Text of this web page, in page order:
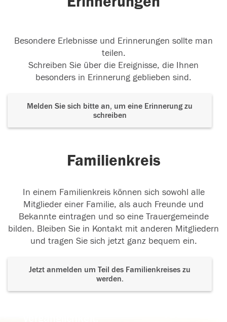
Besondere Erlebnisse und Erinnerungen sollte man
teilen.
Schreiben Sie über die Ereignisse, die Ihnen
besonders in Erinnerung geblieben sind.
Melden Sie sich bitte an, um eine Erinnerung zu
schreiben
Familienkreis
In einem Familienkreis können sich sowohl alle
Mitglieder einer Familie, als auch Freunde und
Bekannte eintragen und so eine Trauergemeinde
bilden. Bleiben Sie in Kontakt mit anderen Mitgliedern
und tragen Sie sich jetzt ganz bequem ein.
Jetzt anmelden um Teil des Familienkreises zu
werden.